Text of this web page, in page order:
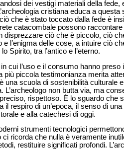
dei vestigi materiali della
cristiana educa a
che è stato toccato dalla fede è
catacombale possono
disprezzare ciò che è piccolo, ciò
e l’enigma delle cose, a intuire ciò
Spirito, tra l’antico e l’eterno.
cui l’uso e il consumo hanno
più piccola testimonianza merita
una scuola di sostenibilità culturale
L’archeologo non butta via, ma
rispettoso. È lo sguardo che
il respiro di un’epoca, il senso di
e alla catechesi di oggi.
strumenti tecnologici
ci ricorda che nulla è veramente
restituire significati profondi.